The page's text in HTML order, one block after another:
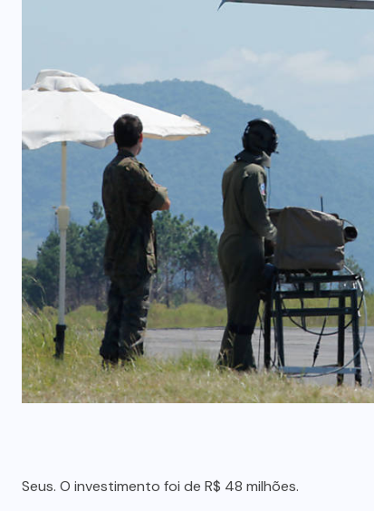
Seus. O investimento foi de R$ 48 milhões.